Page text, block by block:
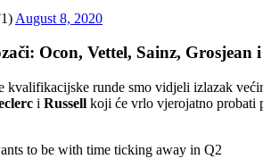
August 8, 2020
Ocon, Vettel, Sainz, Grosjean i
kvalifikacijske runde smo vidjeli izlazak
i Russell koji će vrlo vjerojatno probati
to be with time ticking away in Q2